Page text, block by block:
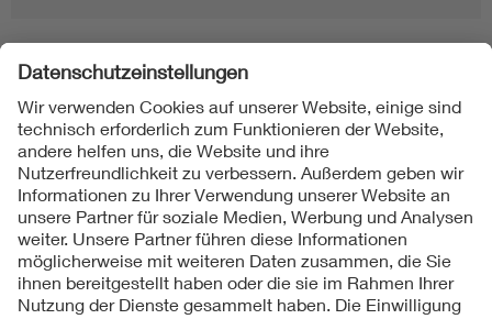
Folgen Sie uns